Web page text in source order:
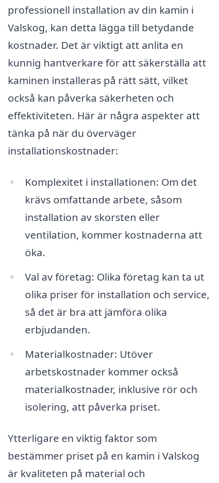
professionell installation av din kamin i
Valskog, kan detta lägga till betydande
kostnader. Det är viktigt att anlita en
kunnig hantverkare för att säkerställa att
kaminen installeras på rätt sätt, vilket
också kan påverka säkerheten och
effektiviteten. Här är några aspekter att
tänka på när du överväger
installationskostnader:
Komplexitet i installationen: Om det
krävs omfattande arbete, såsom
installation av skorsten eller
ventilation, kommer kostnaderna att
öka.
Val av företag: Olika företag kan ta ut
olika priser för installation och service,
så det är bra att jämföra olika
erbjudanden.
Materialkostnader: Utöver
arbetskostnader kommer också
materialkostnader, inklusive rör och
isolering, att påverka priset.
Ytterligare en viktig faktor som
bestämmer priset på en kamin i Valskog
är kvaliteten på material och